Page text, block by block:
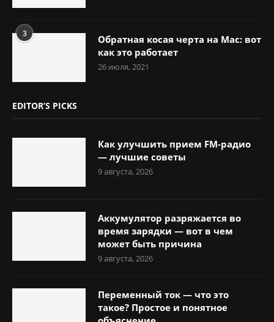
3
Обратная косая черта на Mac: вот
как это работает
26 июля, 2021
EDITOR’S PICKS
Как улучшить прием FM-радио
— лучшие советы
9 августа, 2026
Аккумулятор разряжается во
время зарядки — вот в чем
может быть причина
9 августа, 2026
Переменный ток — что это
такое? Простое и понятное